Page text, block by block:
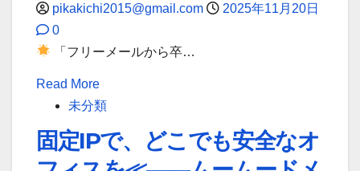
pikakichi2015@gmail.com
2025年11月20日
0
「フリーメールから卒…
Read MoreRead
more
ム
未分類
固定IPで、どこでも安全なオ